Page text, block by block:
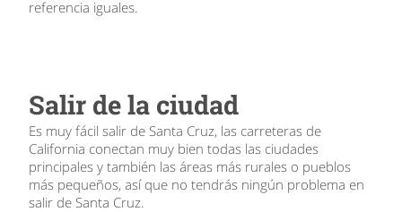
referencia iguales.
Salir de la ciudad
Es muy fácil salir de Santa Cruz, las carreteras de
California conectan muy bien todas las ciudades
principales y también las áreas más rurales o pueblos
más pequeños, así que no tendrás ningún problema en
salir de Santa Cruz.